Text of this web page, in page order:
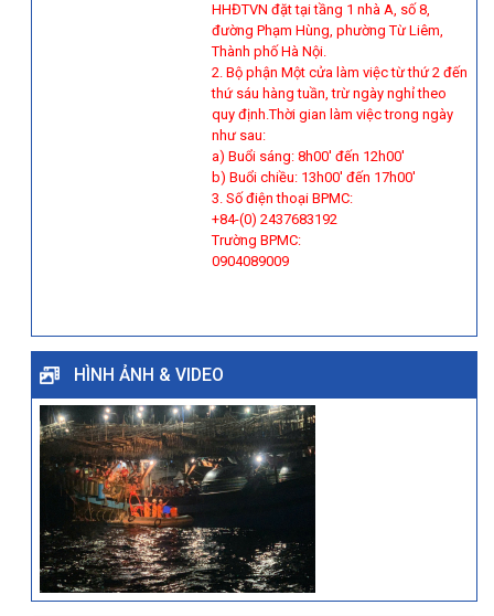
HHĐTVN đặt tại tầng 1 nhà A, số 8,
đường Phạm Hùng, phường Từ Liêm,
Thành phố Hà Nội.
2. Bộ phận Một cửa làm việc từ thứ 2 đến
thứ sáu hàng tuần, trừ ngày nghỉ theo
quy định.Thời gian làm việc trong ngày
như sau:
a) Buổi sáng: 8h00' đến 12h00'
b) Buổi chiều: 13h00' đến 17h00'
3. Số điện thoại BPMC:
+84-(0) 2437683192
Trường BPMC:
0904089009
HÌNH ẢNH & VIDEO